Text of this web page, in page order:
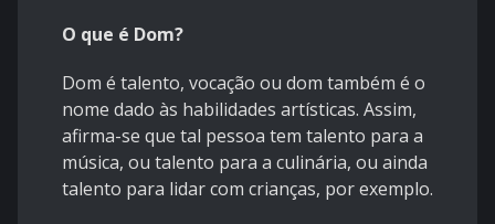
O que é Dom?
Dom é talento, vocação ou dom também é o
nome dado às habilidades artísticas. Assim,
afirma-se que tal pessoa tem talento para a
música, ou talento para a culinária, ou ainda
talento para lidar com crianças, por exemplo.